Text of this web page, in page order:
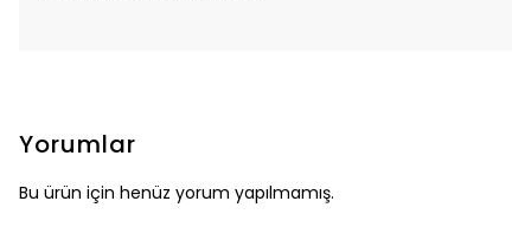
Yorumlar
Bu ürün için henüz yorum yapılmamış.